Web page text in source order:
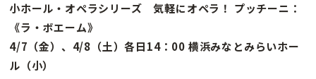
小ホール・オペラシリーズ 気軽にオペラ！ プッチーニ：
《ラ・ボエーム》
4/7（金）、4/8（土）各日14：00 横浜みなとみらいホー
ル（小）